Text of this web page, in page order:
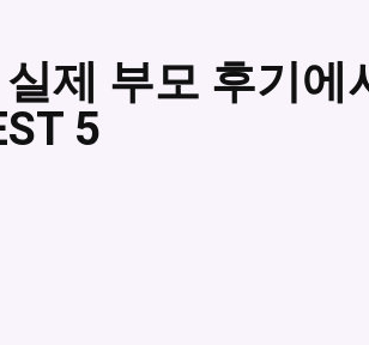
제 부모 후기에
5